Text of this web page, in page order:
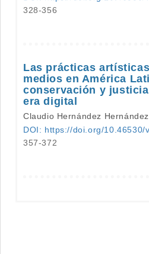
328-356
Las prácticas
medios en América
conservación y
era digital
Claudio Hernández Hernández
DOI: https://doi.org/10.46530/
357-372